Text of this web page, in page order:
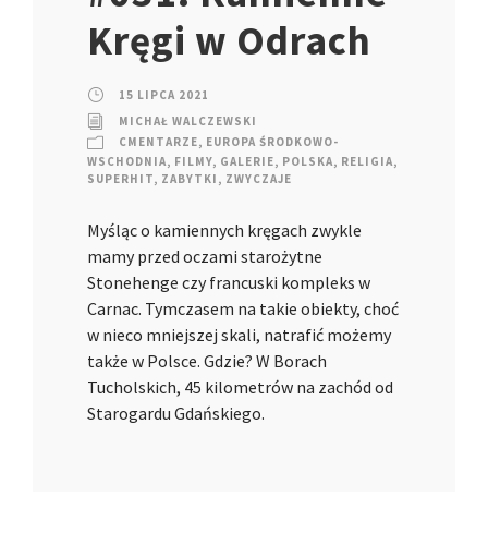
Kręgi w Odrach
15 LIPCA 2021
MICHAŁ WALCZEWSKI
CMENTARZE, EUROPA ŚRODKOWO-
WSCHODNIA, FILMY, GALERIE, POLSKA, RELIGIA,
SUPERHIT, ZABYTKI , ZWYCZAJE
Myśląc o kamiennych kręgach zwykle
mamy przed oczami starożytne
Stonehenge czy francuski kompleks w
Carnac. Tymczasem na takie obiekty, choć
w nieco mniejszej skali, natrafić możemy
także w Polsce. Gdzie? W Borach
Tucholskich, 45 kilometrów na zachód od
Starogardu Gdańskiego.